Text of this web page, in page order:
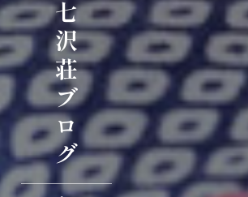
七沢荘ブログ